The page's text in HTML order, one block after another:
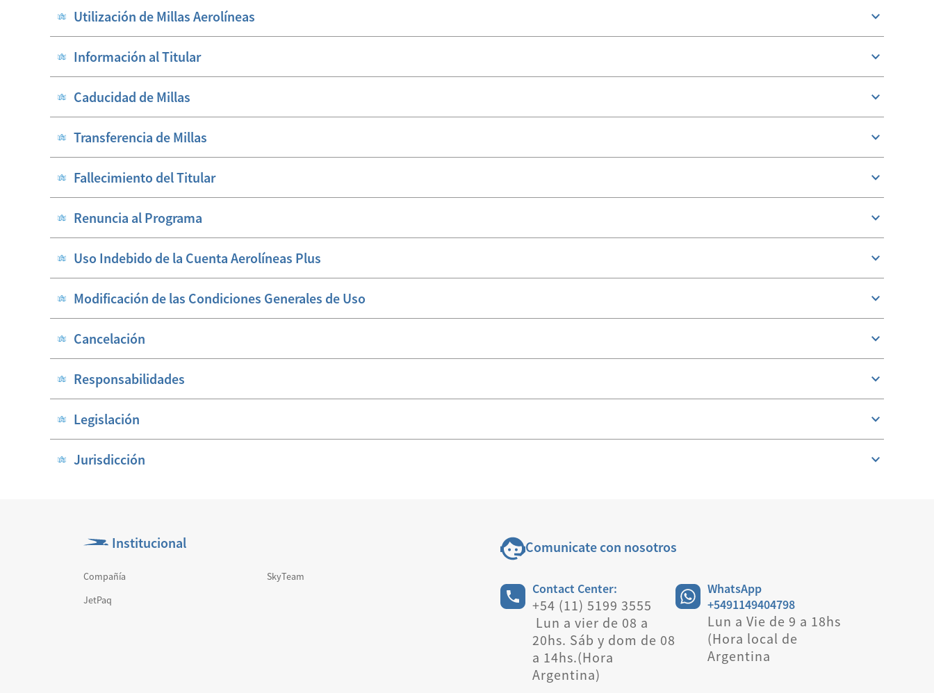
Utilización de Millas Aerolíneas
Información al Titular
Caducidad de Millas
Transferencia de Millas
Fallecimiento del Titular
Renuncia al Programa
Uso Indebido de la Cuenta Aerolíneas Plus
Modificación de las Condiciones Generales de Uso
Cancelación
Responsabilidades
Legislación
Jurisdicción
Institucional
Compañía
SkyTeam
JetPaq
Comunicate con nosotros
Contact Center:
+54 (11) 5199 3555
Lun a vier de 08 a
20hs. Sáb y dom de 08
a 14hs.(Hora
Argentina)
WhatsApp
+5491149404798
Lun a Vie de 9 a 18hs
(Hora local de
Argentina